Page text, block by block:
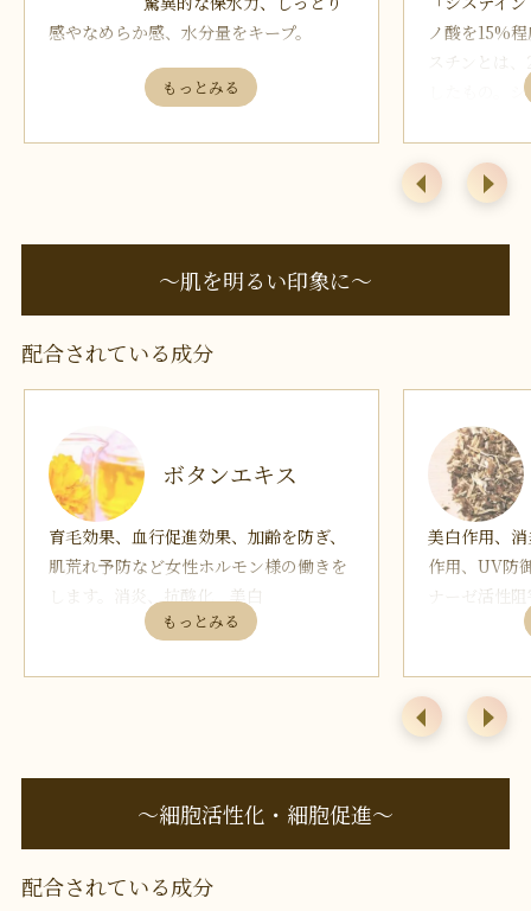
せん、ニキ
若さ、健康
アンチ
感やなめらか感、水分量をキープ。
ノ酸を15%
スチンとは
したもの。
る効果が期
〜肌を明るい印象に〜
配合されている成分
ボタンエキス
育毛効果、血行促進効果、加齢を防ぎ、
肌荒れ予防など女性ホルモン様の働きを
します。消炎、抗酸化 美白
美白作用、
作用、UV防
ナーゼ活性
〜細胞活性化・細胞促進〜
配合されている成分